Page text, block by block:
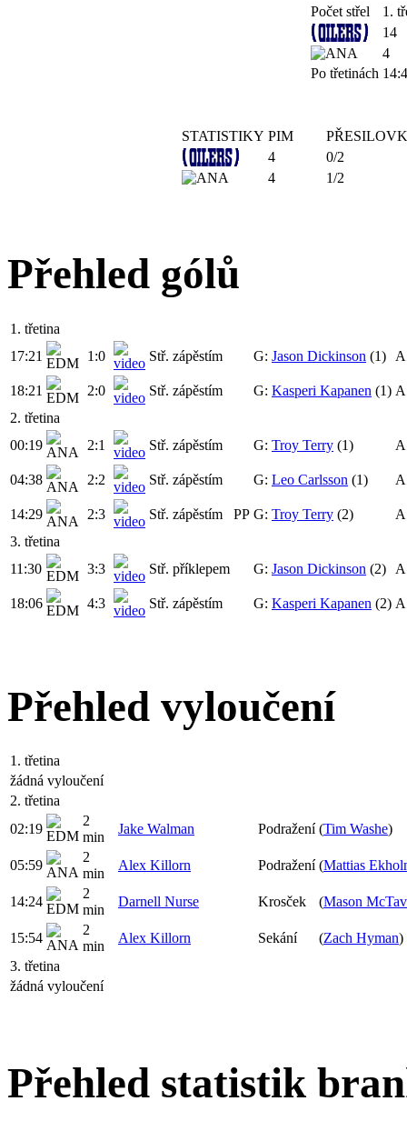
Počet střel
1.
14
4
Po třetinách 14:4
STATISTIKY PIM
4
0/2
4
1/2
Přehled gólů
1. třetina
17:21
1:0 Stř. zápěstím G: Jason Dickinson (1)
18:21 2:0 Stř. zápěstím G: Kasperi Kapanen (1)
2. třetina
00:19
2:1 Stř. zápěstím G: Troy Terry (1)
04:38 2:2 Stř. zápěstím G: Leo Carlsson (1)
14:29 2:3 Stř. zápěstím PP G: Troy Terry (2)
3. třetina
11:30
3:3 Stř. příklepem G: Jason Dickinson (2)
18:06 4:3 Stř. zápěstím G: Kasperi Kapanen (2)
Přehled vyloučení
1. třetina
žádná vyloučení
2. třetina
02:19
2
min
Jake Walman Podražení (Tim Washe)
05:59
2
min
Alex Killorn Podražení (Mattias
14:24
2
min
Darnell Nurse Krosček (Mason
15:54
2
min
Alex Killorn Sekání (Zach Hyman)
3. třetina
žádná vyloučení
Přehled statistik